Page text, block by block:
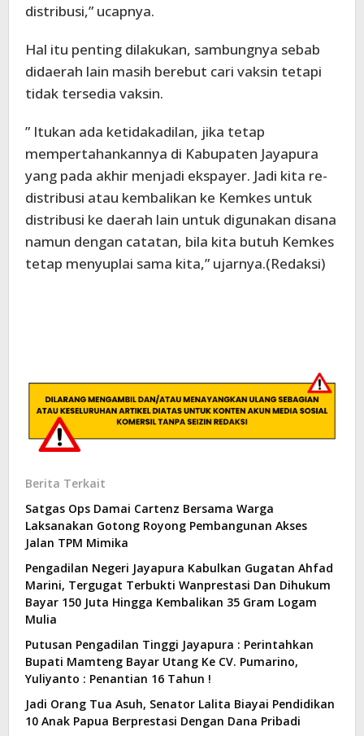
distribusi,” ucapnya.
Hal itu penting dilakukan, sambungnya sebab
didaerah lain masih berebut cari vaksin tetapi
tidak tersedia vaksin.
” Itukan ada ketidakadilan, jika tetap
mempertahankannya di Kabupaten Jayapura
yang pada akhir menjadi ekspayer. Jadi kita re-
distribusi atau kembalikan ke Kemkes untuk
distribusi ke daerah lain untuk digunakan disana
namun dengan catatan, bila kita butuh Kemkes
tetap menyuplai sama kita,” ujarnya.(Redaksi)
Berita Terkait
Satgas Ops Damai Cartenz Bersama Warga
Laksanakan Gotong Royong Pembangunan Akses
Jalan TPM Mimika
Pengadilan Negeri Jayapura Kabulkan Gugatan Ahfad
Marini, Tergugat Terbukti Wanprestasi Dan Dihukum
Bayar 150 Juta Hingga Kembalikan 35 Gram Logam
Mulia
Putusan Pengadilan Tinggi Jayapura : Perintahkan
Bupati Mamteng Bayar Utang Ke CV. Pumarino,
Yuliyanto : Penantian 16 Tahun !
Jadi Orang Tua Asuh, Senator Lalita Biayai Pendidikan
10 Anak Papua Berprestasi Dengan Dana Pribadi